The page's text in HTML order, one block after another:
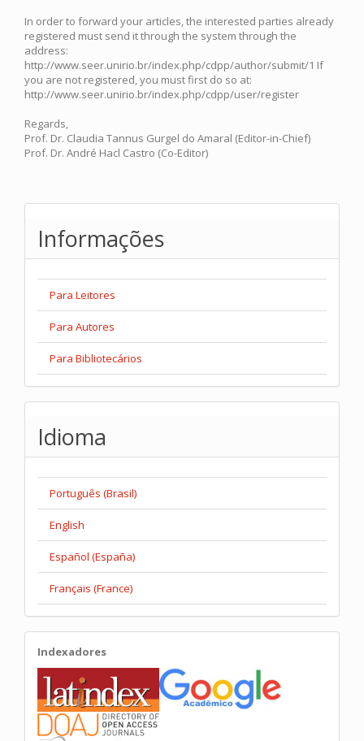
In order to forward your articles, the interested parties already
registered must send it through the system through the
address:
http://www.seer.unirio.br/index.php/cdpp/author/submit/1 If
you are not registered, you must first do so at:
http://www.seer.unirio.br/index.php/cdpp/user/register
Regards,
Prof. Dr. Claudia Tannus Gurgel do Amaral (Editor-in-Chief)
Prof. Dr. André Hacl Castro (Co-Editor)
Informações
Para Leitores
Para Autores
Para Bibliotecários
Idioma
Português (Brasil)
English
Español (España)
Français (France)
Indexadores